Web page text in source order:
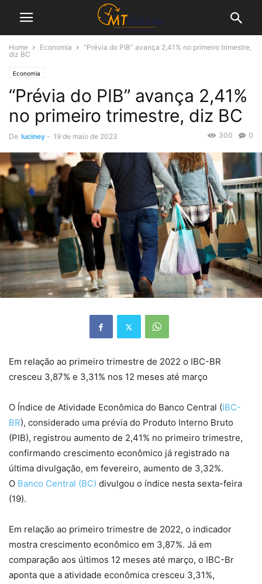
Home Economia
“Prévia do PIB” avança 2,41% no primeiro trimestre,
diz BC
Economia
“Prévia do PIB” avança 2,41%
no primeiro trimestre, diz BC
De luciney - 19 de maio de 2023 0
300
Em relação ao primeiro trimestre de 2022 o IBC-BR
cresceu 3,87% e 3,31% nos 12 meses até março
O Índice de Atividade Econômica do Banco Central (IBC-
BR), considerado uma prévia do Produto Interno Bruto
(PIB), registrou aumento de 2,41% no primeiro trimestre,
confirmando crescimento econômico já registrado na
última divulgação, em fevereiro, aumento de 3,32%.
O Banco Central (BC) divulgou o índice nesta sexta-feira
(19).
Em relação ao primeiro trimestre de 2022, o indicador
mostra crescimento econômico em 3,87%. Já em
comparação aos últimos 12 meses até março, o IBC-Br
aponta que a atividade econômica cresceu 3,31%,